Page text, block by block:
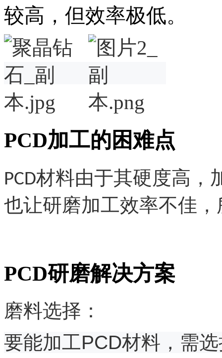
较高，但效率极低。
PCD加工的困难点
PCD材料由于其硬度高，
也让研磨加工效率不佳
PCD研磨解决方案
磨料选择：
要能加工PCD材料，需